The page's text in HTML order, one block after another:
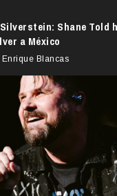
Shane Told
a México
Enrique Blancas